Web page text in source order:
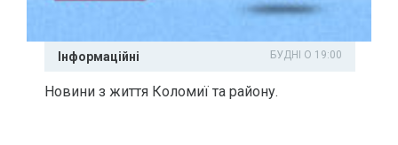
Інформаційні БУДНІ О 19:00
Новини з життя Коломиї та району.